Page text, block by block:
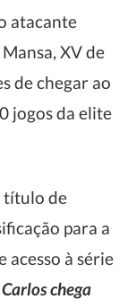
atacante
XV de
de chegar ao
jogos da elite
título de
para a
acesso à série
chega